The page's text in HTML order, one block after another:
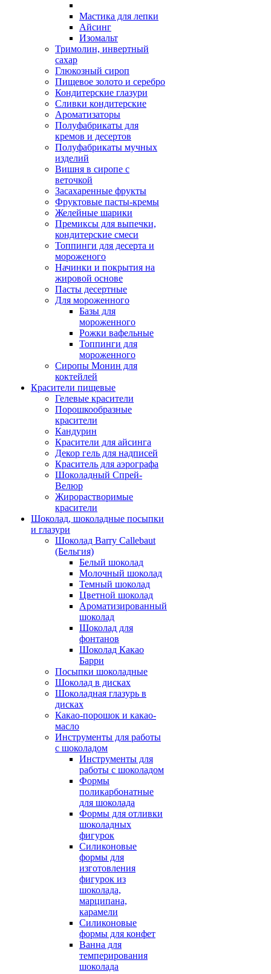
Мастика для лепки
Айсинг
Изомальт
Тримолин, инвертный
сахар
Глюкозный сироп
Пищевое золото и серебро
Кондитерские глазури
Сливки кондитерские
Ароматизаторы
Полуфабрикаты для
кремов и десертов
Полуфабрикаты мучных
изделий
Вишня в сиропе с
веточкой
Засахаренные фрукты
Фруктовые пасты-кремы
Желейные шарики
Премиксы для выпечки,
кондитерские смеси
Топпинги для десерта и
мороженого
Начинки и покрытия на
жировой основе
Пасты десертные
Для мороженного
Базы для
мороженного
Рожки вафельные
Топпинги для
мороженного
Сиропы Монин для
коктейлей
Красители пищевые
Гелевые красители
Порошкообразные
красители
Кандурин
Красители для айсинга
Декор гель для надписей
Краситель для аэрографа
Шоколадный Спрей-
Велюр
Жирорастворимые
красители
Шоколад, шоколадные посыпки
и глазури
Шоколад Barry Callebaut
(Бельгия)
Белый шоколад
Молочный шоколад
Темный шоколад
Цветной шоколад
Ароматизированный
шоколад
Шоколад для
фонтанов
Шоколад Какао
Барри
Посыпки шоколадные
Шоколад в дисках
Шоколадная глазурь в
дисках
Какао-порошок и какао-
масло
Инструменты для работы
с шоколадом
Инструменты для
работы с шоколадом
Формы
поликарбонатные
для шоколада
Формы для отливки
шоколадных
фигурок
Силиконовые
формы для
изготовления
фигурок из
шоколада,
марципана,
карамели
Силиконовые
формы для конфет
Ванна для
темперирования
шоколада